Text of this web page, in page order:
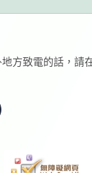
方致電的話，請